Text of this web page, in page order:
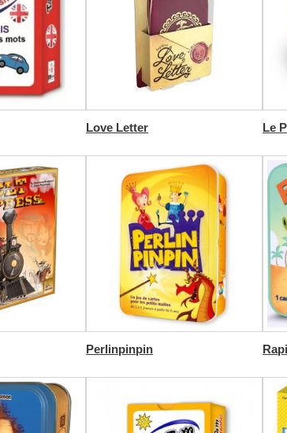
Love Letter Le
Perlinpinpin